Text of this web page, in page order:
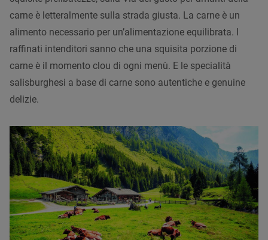
carne è letteralmente sulla strada giusta. La carne è un
alimento necessario per un’alimentazione equilibrata. I
raffinati intenditori sanno che una squisita porzione di
carne è il momento clou di ogni menù. E le specialità
salisburghesi a base di carne sono autentiche e genuine
delizie.